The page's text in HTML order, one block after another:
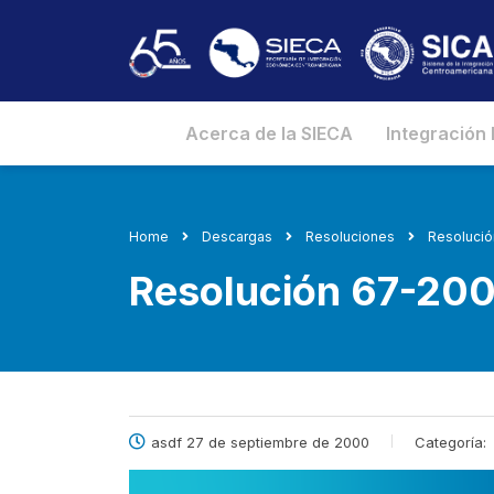
Acerca de la SIECA Integración
Home Descargas Resoluciones
Resolución 67-
asdf 27 de septiembre de 2000 Categoría: